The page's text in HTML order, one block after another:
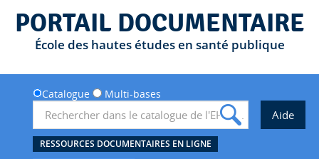
PORTAIL DOCUMENTAIRE
École des hautes études en santé publique
Catalogue Multi-bases
RESSOURCES DOCUMENTAIRES EN LIGNE